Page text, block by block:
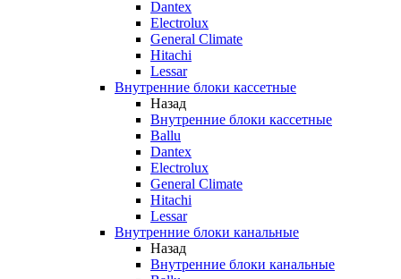
Dantex
Electrolux
General Climate
Hitachi
Lessar
Внутренние блоки кассетные
Назад
Внутренние блоки кассетные
Ballu
Dantex
Electrolux
General Climate
Hitachi
Lessar
Внутренние блоки канальные
Назад
Внутренние блоки канальные